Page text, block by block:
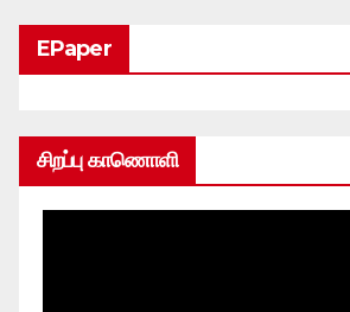
EPaper
சிறப்பு காணொளி